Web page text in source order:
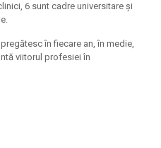
6 sunt cadre universitare şi
în fiecare an, în medie,
viitorul profesiei în